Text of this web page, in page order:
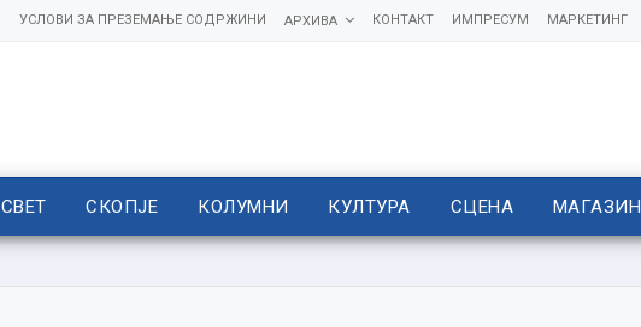
МАРКЕТИНГ
ИМПРЕСУМ
КОНТАКТ
АРХИВА
УСЛОВИ ЗА ПРЕЗЕМАЊЕ СОДРЖИНИ
СВЕТ СКОПЈЕ КОЛУМНИ КУЛТУРА СЦЕНА МАГАЗИН